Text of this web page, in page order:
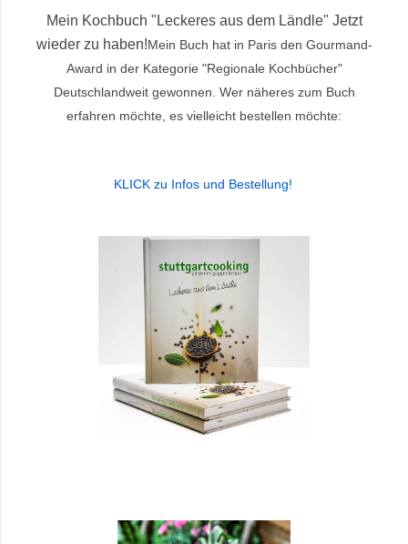
Mein Kochbuch "Leckeres aus dem Ländle" Jetzt
wieder zu haben!Mein Buch hat in Paris den Gourmand-
Award in der Kategorie "Regionale Kochbücher"
Deutschlandweit gewonnen. Wer näheres zum Buch
erfahren möchte, es vielleicht bestellen möchte:
KLICK zu Infos und Bestellung!